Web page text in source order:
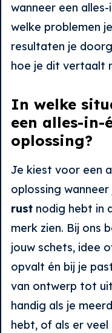
wanneer een
welke problemen
resultaten je
hoe je dit vertaalt
In welke
een alles-in-
oplossing?
Je kiest voor een
oplossing wanneer
rust nodig hebt in
merk zien. Bij ons
jouw schets, idee
opvalt én bij je
van ontwerp tot
handig als je
hebt, of als er